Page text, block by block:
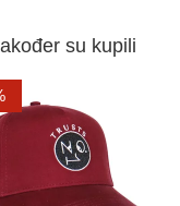
su kupili